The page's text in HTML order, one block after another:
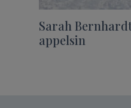
Sarah
appelsin